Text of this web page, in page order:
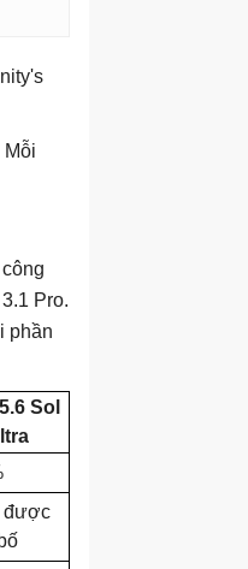
Mỗi
Pro.
phần
Sol
được